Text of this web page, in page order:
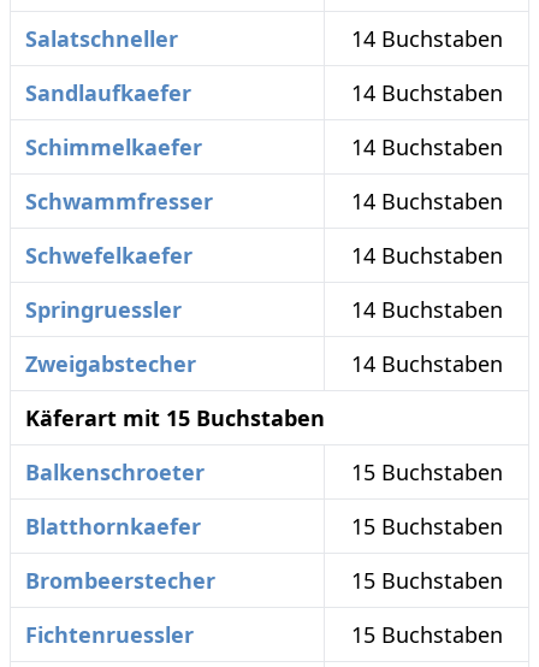
Salatschneller
14 Buchstaben
Sandlaufkaefer
14 Buchstaben
Schimmelkaefer
14 Buchstaben
Schwammfresser
14 Buchstaben
Schwefelkaefer
14 Buchstaben
Springruessler
14 Buchstaben
Zweigabstecher
14 Buchstaben
Käferart mit 15 Buchstaben
Balkenschroeter
15 Buchstaben
Blatthornkaefer
15 Buchstaben
Brombeerstecher
15 Buchstaben
Fichtenruessler
15 Buchstaben